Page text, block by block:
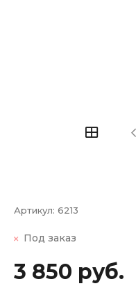
Артикул: 6213
Под заказ
3 850 руб.